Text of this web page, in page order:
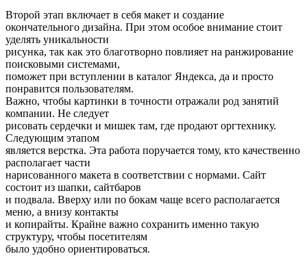
Второй этап включает в себя макет и создание
окончательного дизайна. При этом особое внимание стоит
уделять уникальности
рисунка, так как это благотворно повлияет на ранжирование
поисковыми системами,
поможет при вступлении в каталог Яндекса, да и просто
понравится пользователям.
Важно, чтобы картинки в точности отражали род занятий
компании. Не следует
рисовать сердечки и мишек там, где продают оргтехнику.
Следующим этапом
является верстка. Эта работа поручается тому, кто качественно
располагает части
нарисованного макета в соответствии с нормами. Сайт
состоит из шапки, сайтбаров
и подвала. Вверху или по бокам чаще всего располагается
меню, а внизу контакты
и копирайты. Крайне важно сохранить именно такую
структуру, чтобы посетителям
было удобно ориентироваться.